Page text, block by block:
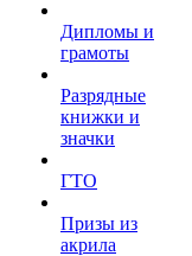
Дипломы и
грамоты
Разрядные
книжки и
значки
ГТО
Призы из
акрила